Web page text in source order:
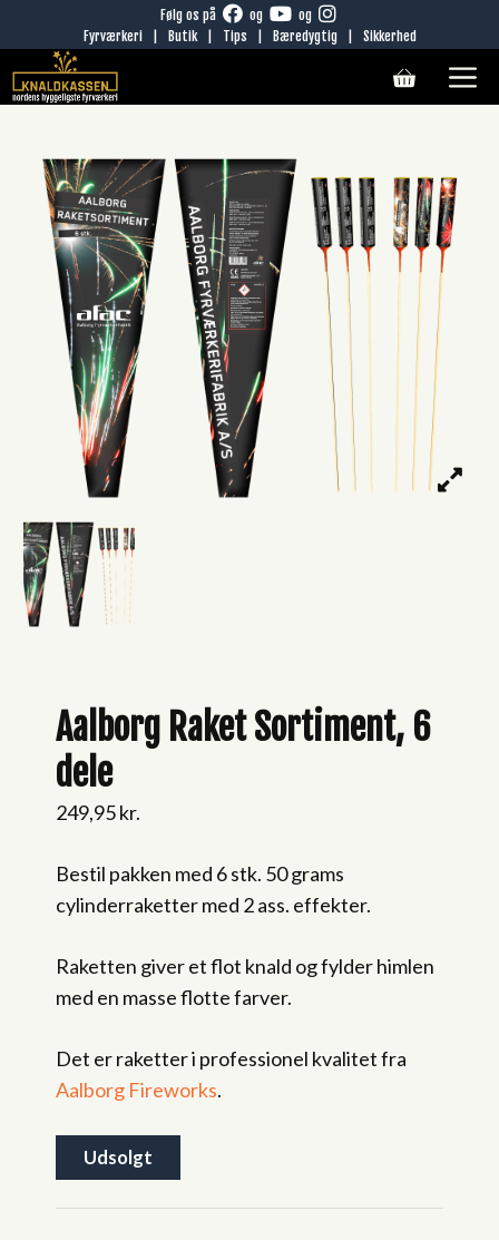
til
indhold
Følg os på og
og
Fyrværkeri
Butik Tips Bæredygtig Sikkerhed
Aalborg Raket Sortiment, 6
dele
249,95kr.
Bestil pakken med 6 stk. 50 grams
cylinderraketter med 2 ass. effekter.
Raketten giver et flot knald og fylder himlen
med en masse flotte farver.
Det er raketter i professionel kvalitet fra
Aalborg Fireworks.
Udsolgt